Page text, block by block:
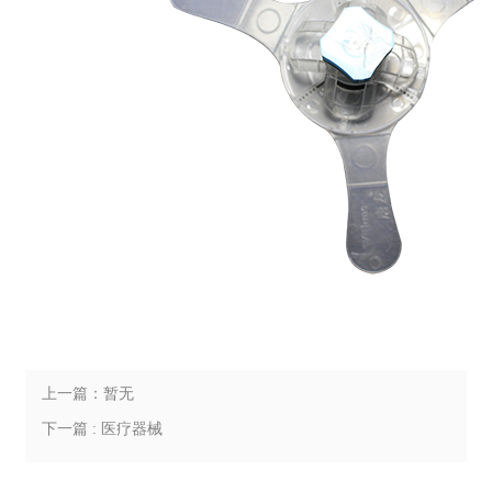
上一篇：暂无
下一篇 : 医疗器械